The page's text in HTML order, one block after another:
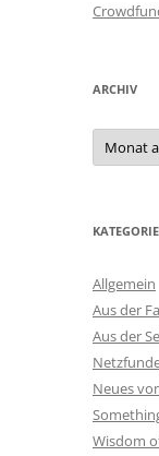
ARCHIV
Archiv
Allgemein
Aus der
Aus der
Neues
Wisdom